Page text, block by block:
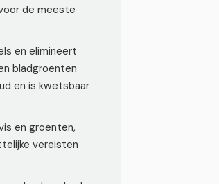
de meeste
en elimineert
bladgroenten
en is kwetsbaar
en groenten,
vereisten